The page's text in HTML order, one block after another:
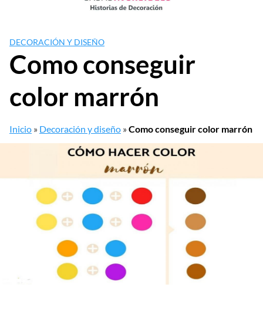
DECORACIÓN Y DISEÑO
Como conseguir
color marrón
Inicio » Decoración y diseño »Como conseguir color marrón